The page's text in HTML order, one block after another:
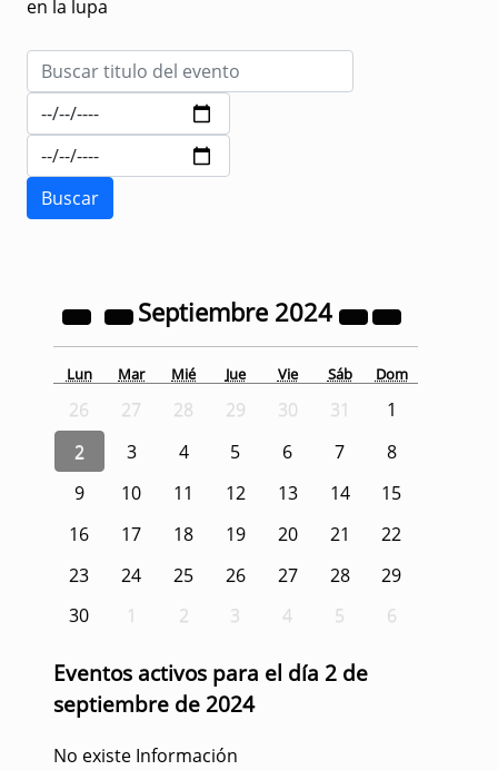
en la lupa
Septiembre 2024
Lun Mar Mié Jue Vie Sáb Dom
26 27 28 29 30 31
1
2
3 4 5 6 7
8
9
10 11 12 13 14
15
16
17 18 19 20 21
22
23
24 25 26 27 28
29
30
1 2 3 4 5 6
Eventos activos para el día 2 de
septiembre de 2024
No existe Información